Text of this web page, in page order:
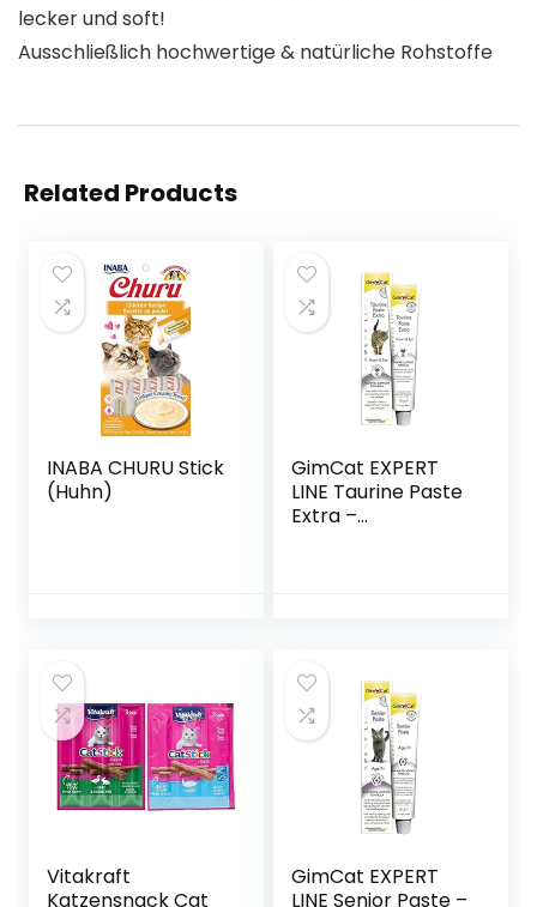
lecker und soft!
Ausschließlich hochwertige & natürliche Rohstoffe
Related Products
INABA CHURU Stick
(Huhn)
GimCat EXPERT
LINE Taurine Paste
Extra –
Vitakraft
Katzensnack Cat
GimCat EXPERT
LINE Senior Paste –